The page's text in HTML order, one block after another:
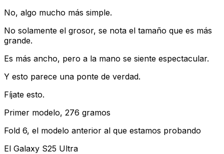
No, algo mucho más simple.
No solamente el grosor, se nota el tamaño que es más
grande.
Es más ancho, pero a la mano se siente espectacular.
Y esto parece una ponte de verdad.
Fíjate esto.
Primer modelo, 276 gramos
Fold 6, el modelo anterior al que estamos probando
El Galaxy S25 Ultra